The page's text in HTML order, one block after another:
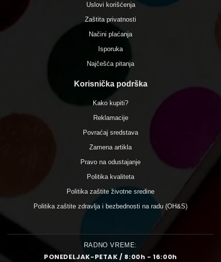
Uslovi korišćenja
Zaštita privatnosti
Načini plaćanja
Isporuka
Najčešća pitanja
Korisnička podrška
Kako kupiti?
Reklamacije
Povraćaj sredstava
Zamena artikla
Pravo na odustajanje
Politika kvaliteta
Politika zaštite životne sredine
Politika zaštite zdravlja i bezbednosti na radu (OH&S)
RADNO VREME:
PONEDELJAK-PETAK / 8:00h - 16:00h